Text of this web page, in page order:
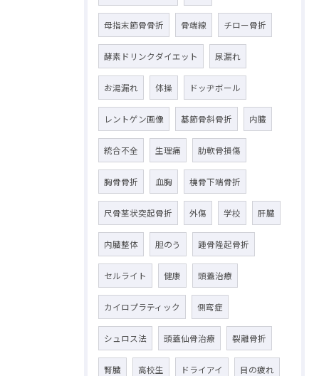
母指末節骨骨折 骨端線 チロー骨折
酵素ドリンクダイエット 尿漏れ
お湯漏れ 体操 ドッヂボール
レントゲン画像 基節骨斜骨折 内臓
統合不全 生理痛 肋軟骨損傷
胸骨骨折 血胸 橈骨下端骨折
尺骨茎状突起骨折 外傷 学校 肝臓
内臓整体 胆のう 踵骨隆起骨折
セルライト 健康 頭蓋治療
カイロプラティック 側弯症
シュロス法 頭蓋仙骨治療 裂離骨折
腎臓 高校生 ドライアイ 目の疲れ